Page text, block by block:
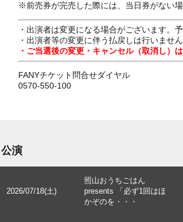
※前売券が完売した際には、当日券がない場
・出演者は変更になる場合がございます。
・出演者等の変更に伴う払戻しは行いません
・ご当選後の変更・キャンセル（取消し）は
FANYチケット問合せダイヤル
0570-550-100
公演
2026/07/18(土)
照山おうちごはん
presents 「必ず1回はほ
かぞのを・・・